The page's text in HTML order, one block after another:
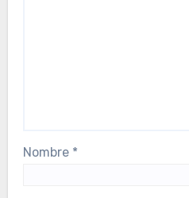
Nombre *